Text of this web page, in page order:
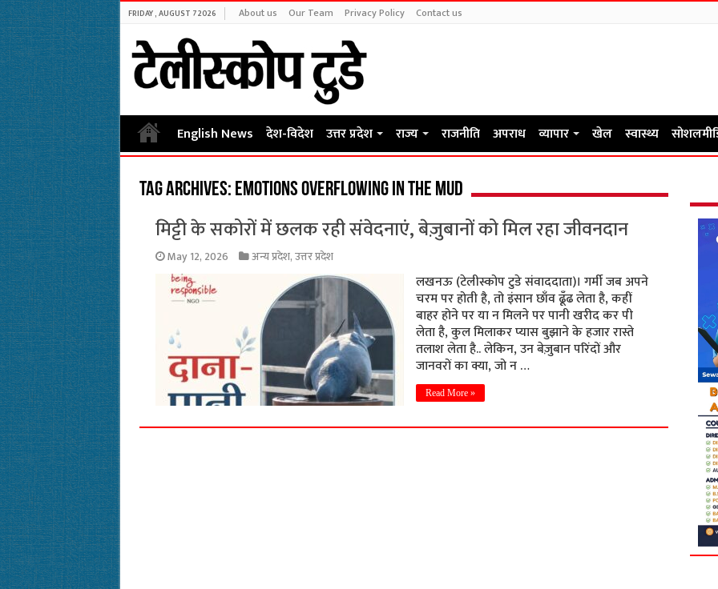
FRIDAY , AUGUST 7 2026 About us Our Team Privacy Policy Contact us
English News देश-विदेश उत्तर प्रदेश राज्य राजनीति अपराध व्यापार खेल स्वास्थ्य
Tag Archives: Emotions overflowing in the mud
मिट्टी के सकोरों में छलक रही संवेदनाएं, बेज़ुबानों को मिल रहा जीवनदान
May 12, 2026 अन्य प्रदेश,उत्तर प्रदेश
लखनऊ (टेलीस्कोप टुडे संवाददाता)। गर्मी जब अपने
चरम पर होती है, तो इंसान छाँव ढूँढ लेता है, कहीं
बाहर होने पर या न मिलने पर पानी खरीद कर पी
लेता है, कुल मिलाकर प्यास बुझाने के हजार रास्ते
तलाश लेता है.. लेकिन, उन बेज़ुबान परिंदों और
जानवरों का क्या, जो न …
Read More »